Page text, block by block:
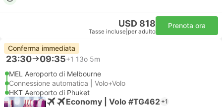
USD 818
Tasse incluse per adulto
Prenota ora
Conferma immediata
23:30 09:35+1 13o 5m
MEL Aeroporto di Melbourne
Connessione automatica | Volo+Volo
HKT Aeroporto di Phuket
Economy | Volo #TG462 +1